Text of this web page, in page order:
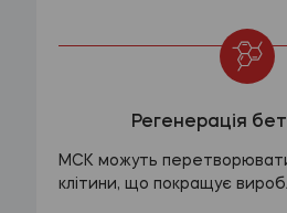
Регенерація
МСК можуть
клітини, що покращує